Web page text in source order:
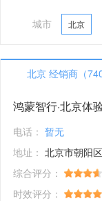
城市 北京
北京 经销商（740
鸿蒙智行·北京体
电话： 暂无
地址： 北京市朝阳
综合评分：
时效评分：